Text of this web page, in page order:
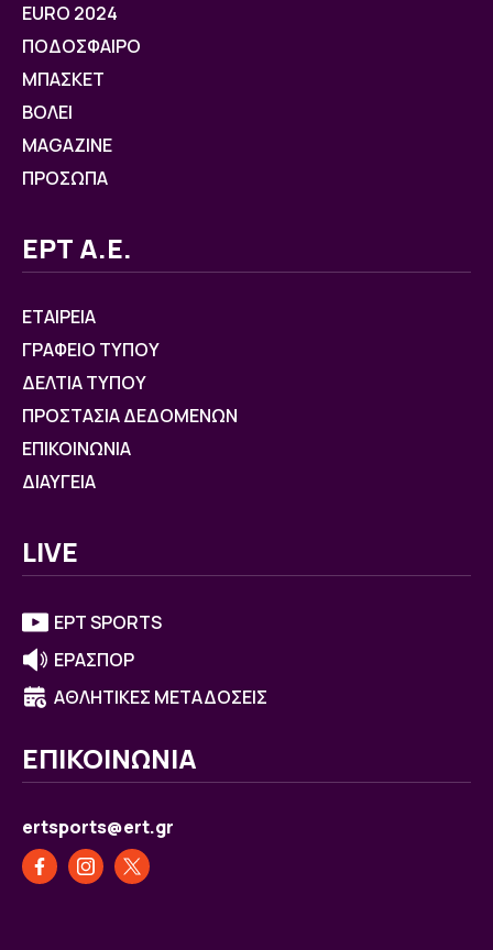
EURO 2024
ΠΟΔΟΣΦΑΙΡΟ
ΜΠΑΣΚΕΤ
ΒOΛΕΙ
MAGAZINE
ΠΡΟΣΩΠΑ
ΕΡΤ Α.Ε.
ΕΤΑΙΡΕΙΑ
ΓΡΑΦΕΙΟ ΤΥΠΟΥ
ΔΕΛΤΙΑ ΤΥΠΟΥ
ΠΡΟΣΤΑΣΙΑ ΔΕΔΟΜΕΝΩΝ
ΕΠΙΚΟΙΝΩΝΙΑ
ΔΙΑΥΓΕΙΑ
LIVE
ΕΡΤ SPORTS
ΕΡΑΣΠΟΡ
ΑΘΛΗΤΙΚΕΣ ΜΕΤΑΔΟΣΕΙΣ
ΕΠΙΚΟΙΝΩΝΙΑ
ertsports@ert.gr